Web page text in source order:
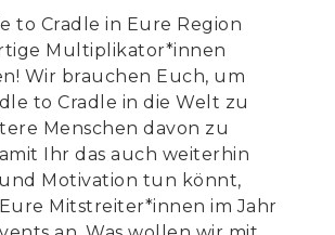
to Cradle in Eure Region
Multiplikator*innen
Wir brauchen Euch, um
to Cradle in die Welt zu
Menschen davon zu
Ihr das auch weiterhin
Motivation tun könnt,
Mitstreiter*innen im Jahr